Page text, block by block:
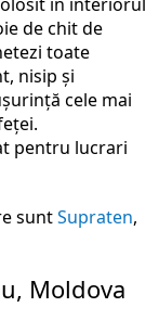
de chit de
toate
nisip și
cele mai
pentru lucrari
suntSupraten,
Moldova